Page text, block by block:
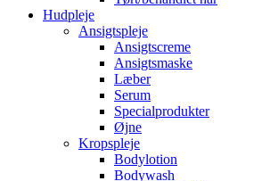
Hudpleje
Ansigtspleje
Ansigtscreme
Ansigtsmaske
Læber
Serum
Specialprodukter
Øjne
Kropspleje
Bodylotion
Bodywash